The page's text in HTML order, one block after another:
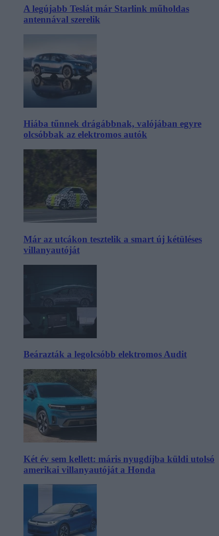
A legújabb Teslát már Starlink műholdas
antennával szerelik
Hiába tűnnek drágábbnak, valójában egyre
olcsóbbak az elektromos autók
Már az utcákon tesztelik a smart új kétüléses
villanyautóját
Beárazták a legolcsóbb elektromos Audit
Két év sem kellett: máris nyugdíjba küldi utolsó
amerikai villanyautóját a Honda